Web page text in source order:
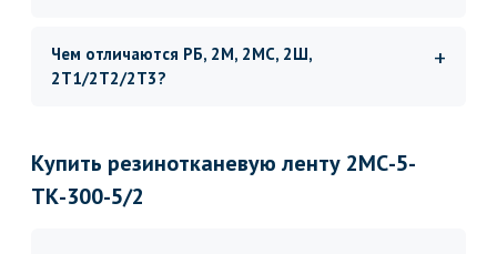
Чем отличаются РБ, 2М, 2МС, 2Ш,
2Т1/2Т2/2Т3?
Купить резинотканевую ленту 2МС-5-
ТК-300-5/2